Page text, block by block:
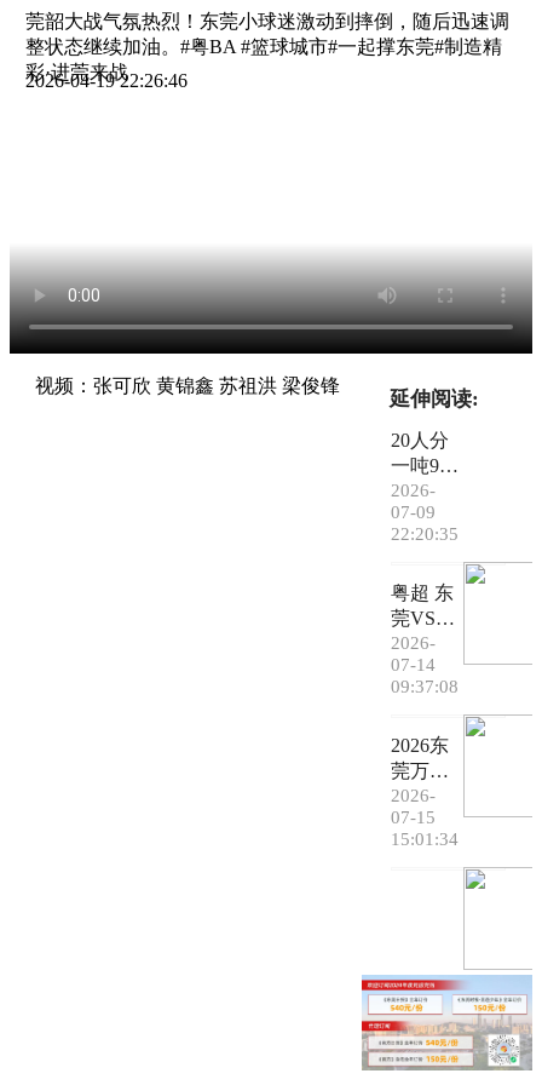
莞韶大战气氛热烈！东莞小球迷激动到摔倒，随后迅速调
整状态继续加油。#粤BA #篮球城市#一起撑东莞#制造精
彩·进莞来战
2026-04-19 22:26:46
视频：张可欣 黄锦鑫 苏祖洪 梁俊锋
延伸阅读:
20人分
一吨98
汽油！
做东莞
球迷太
了，中
国石化
东莞石
油分公
司给大
利了！#
制造精
彩·进莞
来战
2026-
07-09
22:20:35
粤超 东
莞VS清
远！鹅
的主
场！欢
球迷品
尝！
2026-
07-14
09:37:08
2026东
莞万江
华南mal
l体育嘉
年华：
2026-
07-15
15:01:34